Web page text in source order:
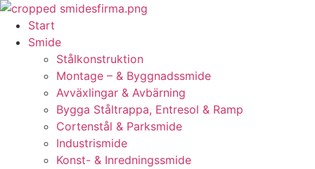
Skip
content
Start
Smide
Stålkonstruktion
Montage – & Byggnadssmide
Avväxlingar & Avbärning
Bygga Ståltrappa, Entresol & Ramp
Cortenstål & Parksmide
Industrismide
Konst- & Inredningssmide